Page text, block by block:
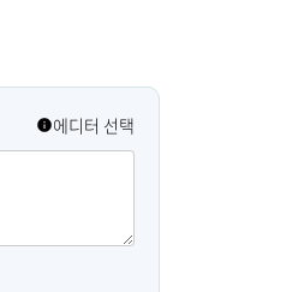
에디터 선택